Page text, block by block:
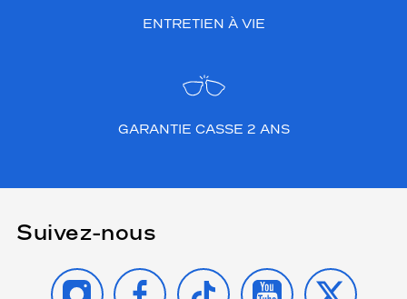
ENTRETIEN À VIE
GARANTIE CASSE 2 ANS
Suivez-nous
INSTAGRAMFACEBOOK
TIKTOK YOUTUBE
X